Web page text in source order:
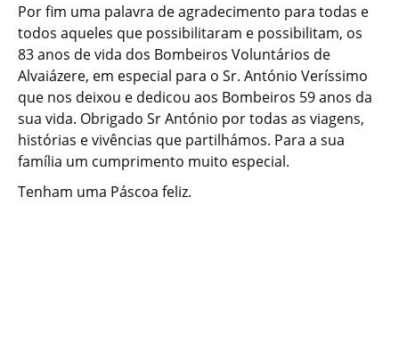
Por fim uma palavra de agradecimento para todas e
todos aqueles que possibilitaram e possibilitam, os
83 anos de vida dos Bombeiros Voluntários de
Alvaiázere, em especial para o Sr. António Veríssimo
que nos deixou e dedicou aos Bombeiros 59 anos da
sua vida. Obrigado Sr António por todas as viagens,
histórias e vivências que partilhámos. Para a sua
família um cumprimento muito especial.
Tenham uma Páscoa feliz.